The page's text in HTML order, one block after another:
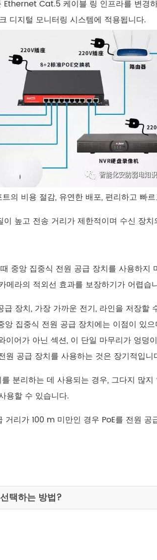
Ethernet Cat.5 케이블 링 인프라를 변경
디지털 모니터링 시스템에 적용됩니다.
의 비용 절감, 유연한 배포, 편리하고 빠
이 높고 전송 거리가 제한적이며 수신 장
중앙 집중식 전원 공급 장치를 사용하
메라의 적외선 효과를 보장하기가 어렵습
급 장치, 가장 가까운 전기, 라인을 저장
앙 집중식 전원 공급 장치에는 이점이 있
이어가 아닌 섹션, 이 단일 마무리가 엉
원 공급 장치를 사용하는 것은 장기적입니
분리하는 데 사용되는 경우, 그다지 많
용할 수 있습니다.
거리가 100 m 미만인 경우 PoE를 전원
택하는 방법?